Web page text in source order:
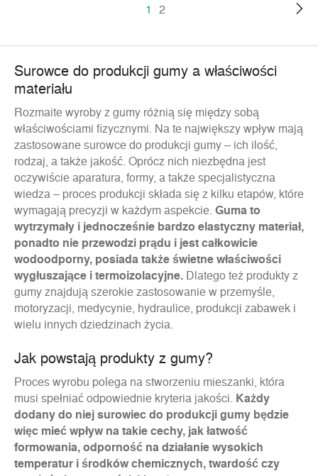
1 2
Surowce do produkcji gumy a właściwości
materiału
Rozmaite wyroby z gumy różnią się między sobą
właściwościami fizycznymi. Na te największy wpływ mają
zastosowane surowce do produkcji gumy – ich ilość,
rodzaj, a także jakość. Oprócz nich niezbędna jest
oczywiście aparatura, formy, a także specjalistyczna
wiedza – proces produkcji składa się z kilku etapów, które
wymagają precyzji w każdym aspekcie. Guma to
wytrzymały i jednocześnie bardzo elastyczny materiał,
ponadto nie przewodzi prądu i jest całkowicie
wodoodporny, posiada także świetne właściwości
wygłuszające i termoizolacyjne. Dlatego też produkty z
gumy znajdują szerokie zastosowanie w przemyśle,
motoryzacji, medycynie, hydraulice, produkcji zabawek i
wielu innych dziedzinach życia.
Jak powstają produkty z gumy?
Proces wyrobu polega na stworzeniu mieszanki, która
musi spełniać odpowiednie kryteria jakości. Każdy
dodany do niej surowiec do produkcji gumy będzie
więc mieć wpływ na takie cechy, jak łatwość
formowania, odporność na działanie wysokich
temperatur i środków chemicznych, twardość czy